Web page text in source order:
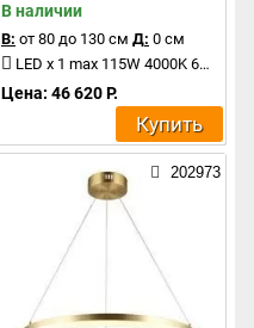
В наличии
В: от 80 до 130 см Д: 0 см
LED x 1 max 115W 4000K 6325Lm
Цена: 46 620 Р.
Купить
202973